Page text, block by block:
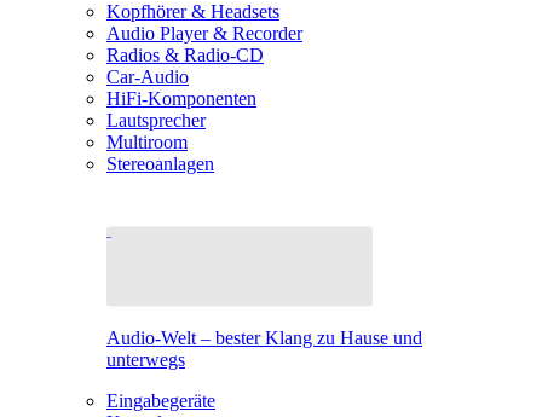
Kopfhörer & Headsets
Audio Player & Recorder
Radios & Radio-CD
Car-Audio
HiFi-Komponenten
Lautsprecher
Multiroom
Stereoanlagen
Audio-Welt – bester Klang zu Hause und
unterwegs
Eingabegeräte